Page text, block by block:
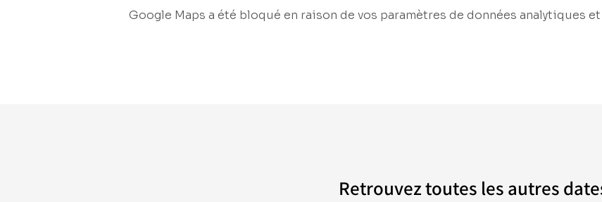
Google Maps a été bloqué en raison de vos paramètres de données analytiques
Retrouvez toutes les autres